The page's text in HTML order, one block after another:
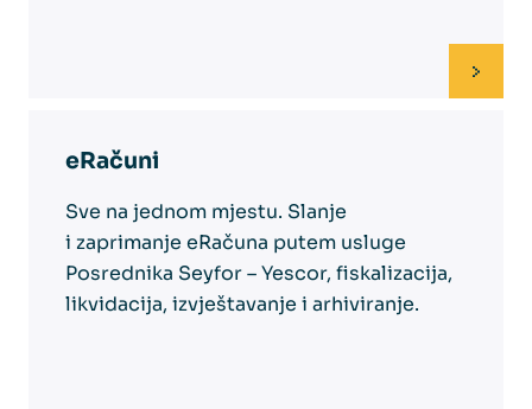
eRačuni
Sve na jednom mjestu. Slanje
i zaprimanje eRačuna putem usluge
Posrednika Seyfor – Yescor, fiskalizacija,
likvidacija, izvještavanje i arhiviranje.